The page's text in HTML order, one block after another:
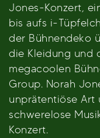
Jones-Konzert,
bis aufs i-
der Bühnendeko
die Kleidung und
megacoolen
Group. Norah
unprätentiöse Art
schwerelose
Konzert.